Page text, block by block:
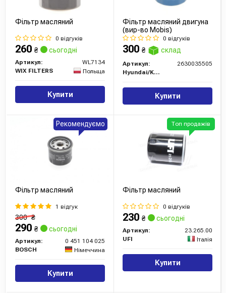
Фільтр масляний
0 відгуків
260 ₴ сьогодні
Артикул:
WL7134
WIX FILTERS
Польща
Купити
Фільтр масляний двигуна
(вир-во Mobis)
0 відгуків
300 ₴ склад
Артикул:
2630035505
Hyundai/Kia/Mobis
Купити
Фільтр масляний
1 відгук
300₴
290 ₴ сьогодні
Артикул:
0 451 104 025
BOSCH
Німеччина
Купити
Рекомендуємо
Фільтр масляний
0 відгуків
230 ₴ сьогодні
Артикул:
23.265.00
UFI
Італія
Купити
Топ продажів